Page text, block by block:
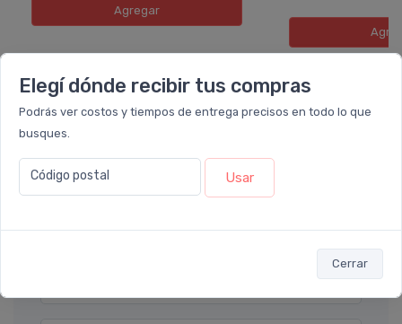
Elegí dónde recibir tus compras
Podrás ver costos y tiempos de entrega precisos en todo lo que
busques.
Código postal Usar
Cerrar
Agregar
Déjanos tu consulta
Nombre completo* (ej. Diego Lopez)
Email* (ej. diego.lopez@email.com)